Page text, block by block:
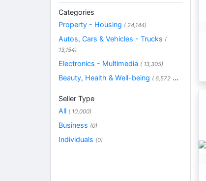
Categories
Property - Housing ( 24,144)
Autos, Cars & Vehicles - Trucks (
13,154)
Electronics - Multimedia ( 13,305)
Beauty, Health & Well-being ( 6,572 ...
Seller Type
All ( 10,000)
Business (0)
Individuals (0)